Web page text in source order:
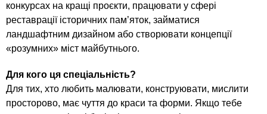
конкурсах на кращі проєкти, працювати у сфері
реставрації історичних пам’яток, займатися
ландшафтним дизайном або створювати концепції
«розумних» міст майбутнього.
Для кого ця спеціальність?
Для тих, хто любить малювати, конструювати, мислити
просторово, має чуття до краси та форми. Якщо тебе